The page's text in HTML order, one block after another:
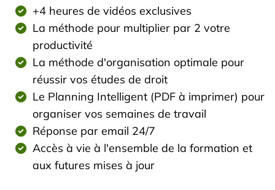
+4 heures de vidéos exclusives
La méthode pour multiplier par 2 votre
productivité
La méthode d'organisation optimale pour
réussir vos études de droit
Le Planning Intelligent (PDF à imprimer) pour
organiser vos semaines de travail
Réponse par email 24/7
Accès à vie à l'ensemble de la formation et
aux futures mises à jour